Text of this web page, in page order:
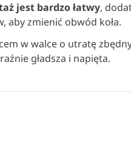
jest bardzo łatwy,
aby zmienić obwód koła.
w walce o utratę
gładsza i napięta.